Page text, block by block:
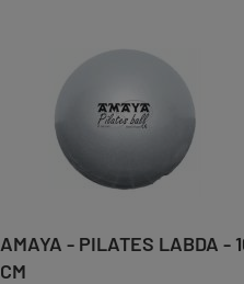
AMAYA - PILATES LABDA -
CM